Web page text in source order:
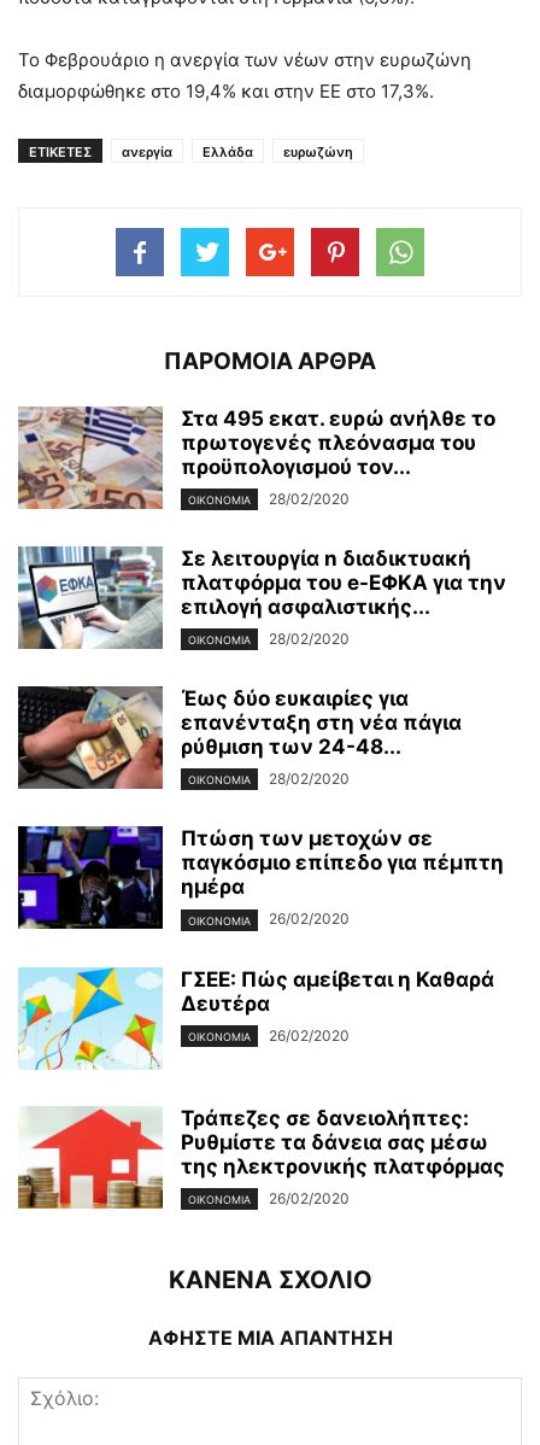
Το Φεβρουάριο η ανεργία των νέων στην ευρωζώνη
διαμορφώθηκε στο 19,4% και στην ΕΕ στο 17,3%.
ΕΤΙΚΕΤΕΣ ανεργία Ελλάδα ευρωζώνη
ΠΑΡΟΜΟΙΑ ΑΡΘΡΑ
Στα 495 εκατ. ευρώ ανήλθε το
πρωτογενές πλεόνασμα του
προϋπολογισμού τον...
ΟΙΚΟΝΟΜΊΑ 28/02/2020
Σε λειτουργία n διαδικτυακή
πλατφόρμα του e-ΕΦΚΑ για την
επιλογή ασφαλιστικής...
ΟΙΚΟΝΟΜΊΑ 28/02/2020
Έως δύο ευκαιρίες για
επανένταξη στη νέα πάγια
ρύθμιση των 24-48...
ΟΙΚΟΝΟΜΊΑ 28/02/2020
Πτώση των μετοχών σε
παγκόσμιο επίπεδο για πέμπτη
ημέρα
ΟΙΚΟΝΟΜΊΑ 26/02/2020
ΓΣΕΕ: Πώς αμείβεται η Καθαρά
Δευτέρα
ΟΙΚΟΝΟΜΊΑ 26/02/2020
Τράπεζες σε δανειολήπτες:
Ρυθμίστε τα δάνεια σας μέσω
της ηλεκτρονικής πλατφόρμας
ΟΙΚΟΝΟΜΊΑ 26/02/2020
ΚΑΝΕΝΑ ΣΧΟΛΙΟ
ΑΦΗΣΤΕ ΜΙΑ ΑΠΑΝΤΗΣΗ